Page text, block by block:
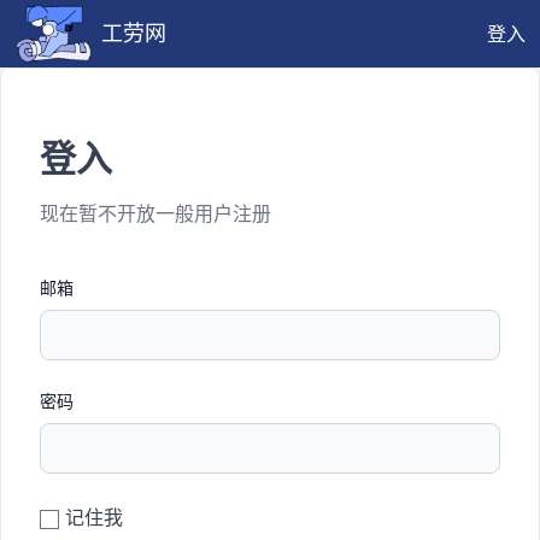
工劳网 登入
登入
现在暂不开放一般用户注册
邮箱
密码
记住我